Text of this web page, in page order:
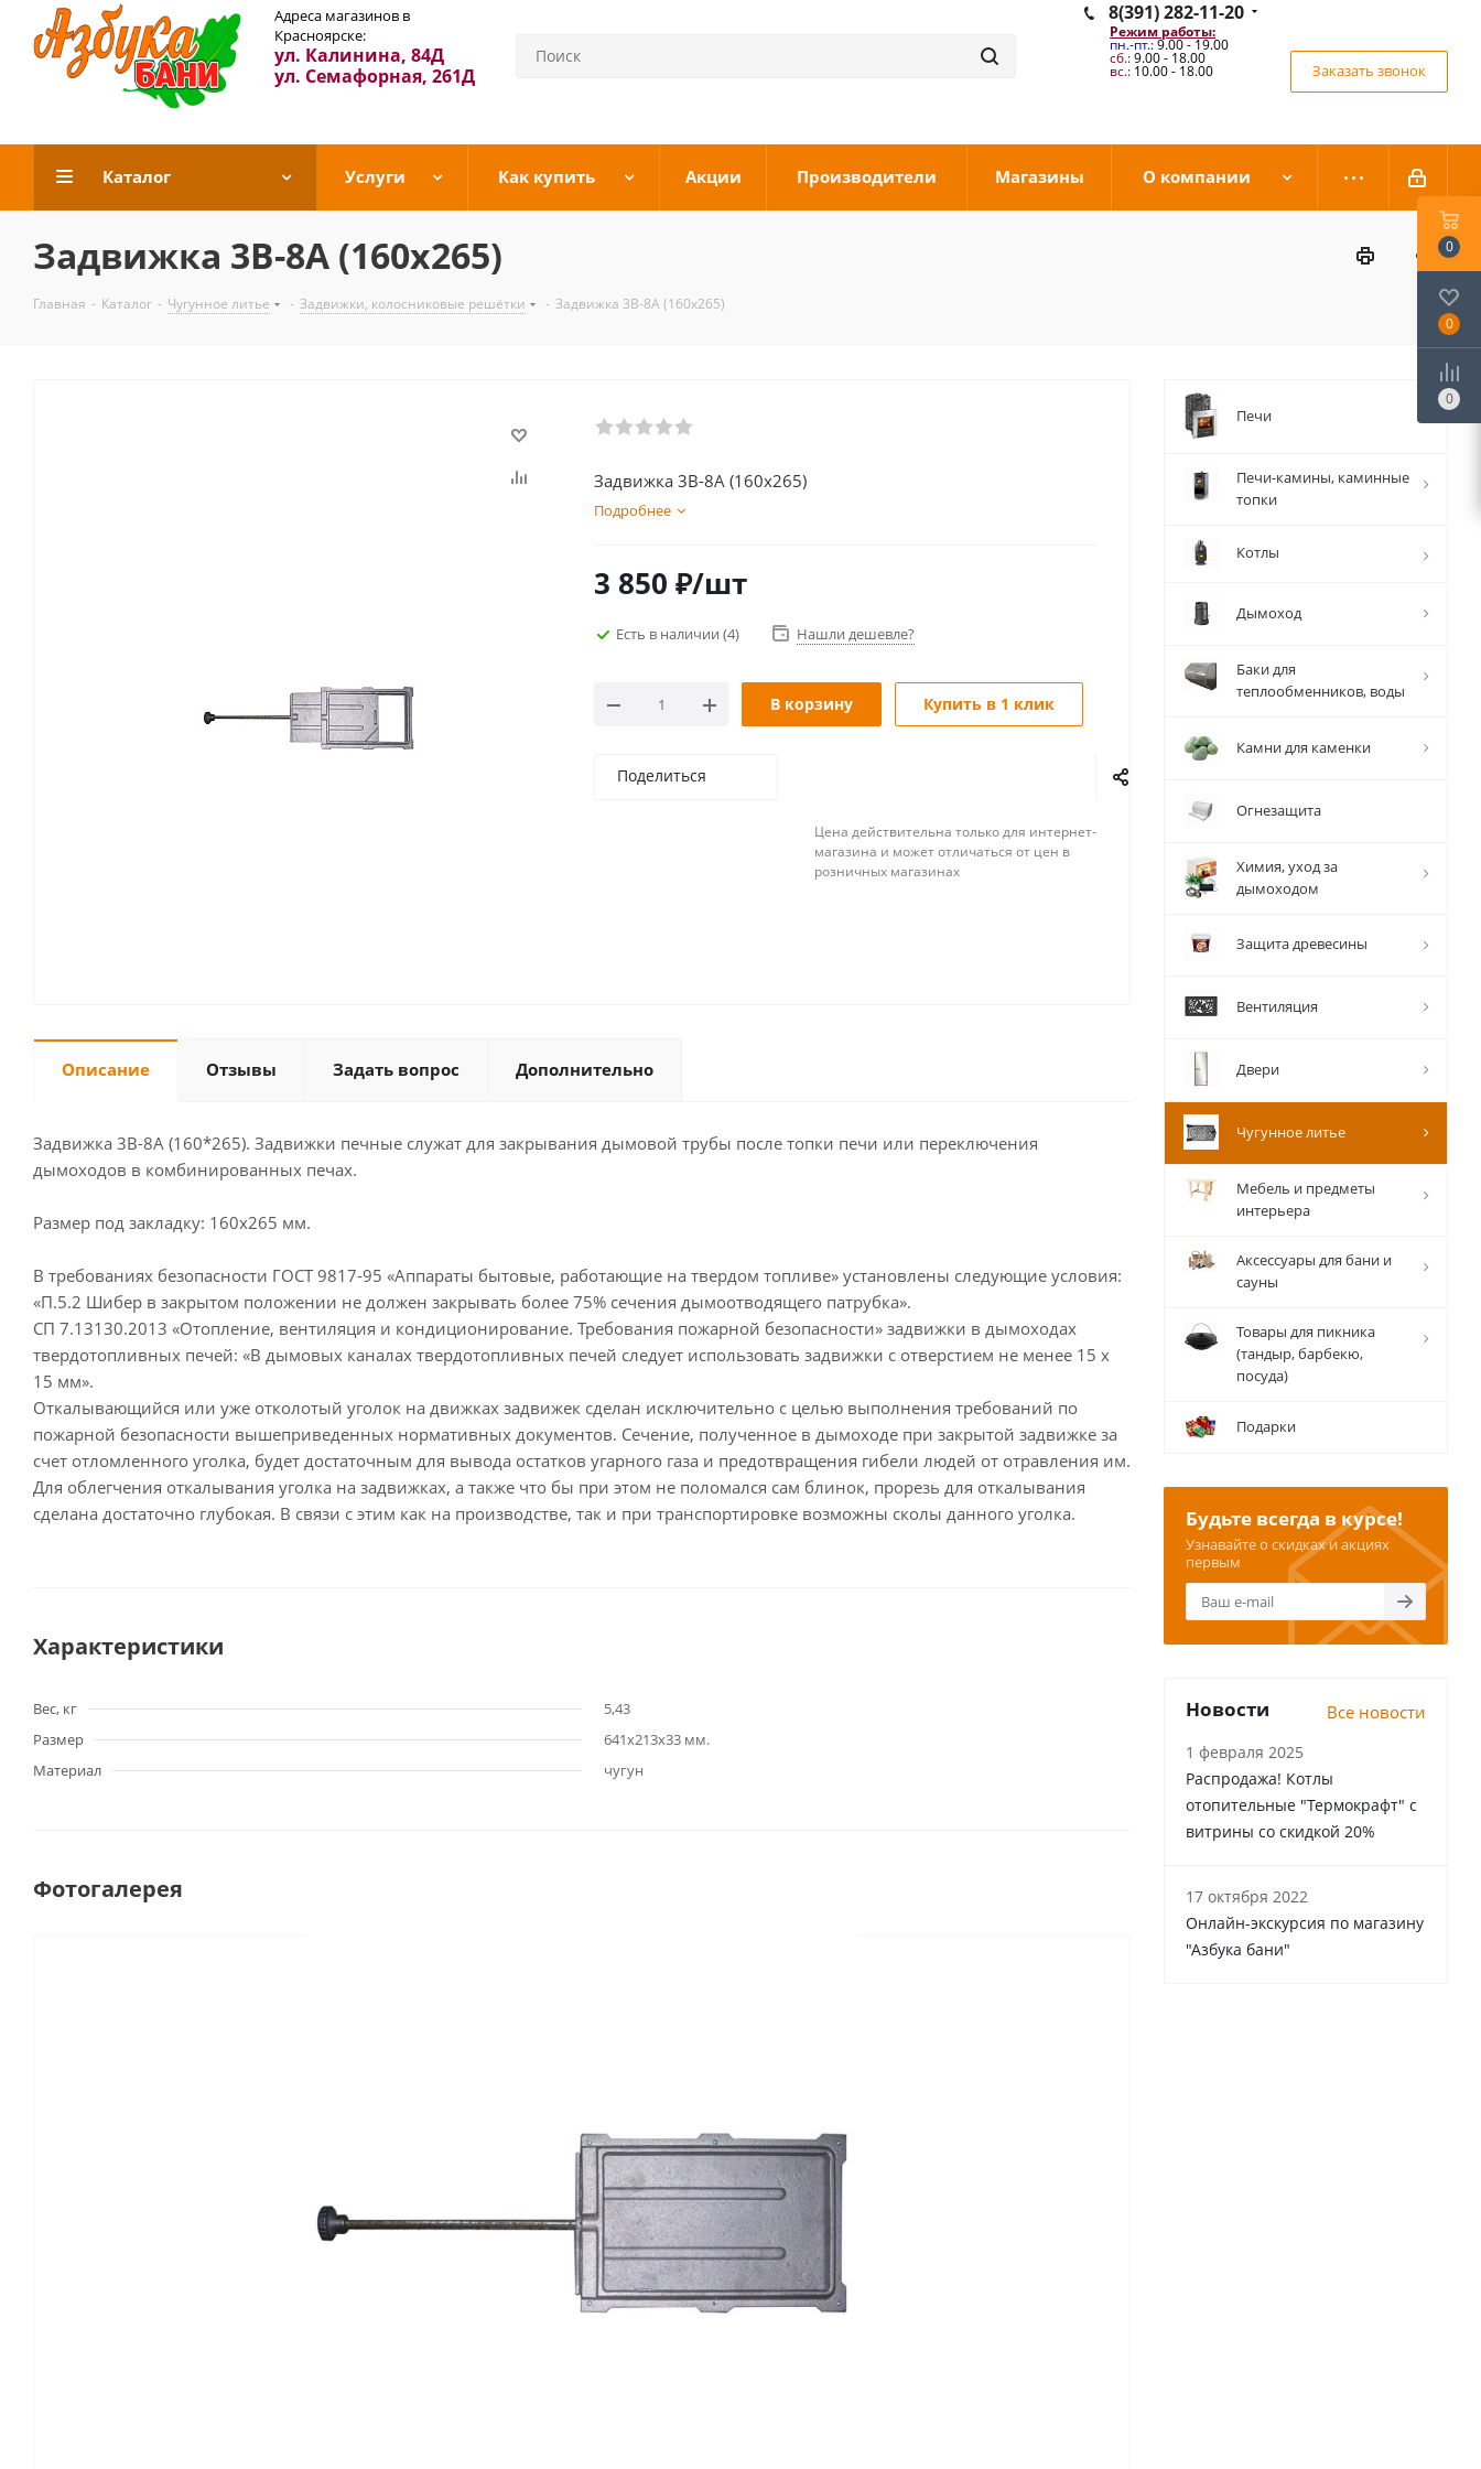
Адреса магазинов в
Красноярске:
ул. Калинина, 84Д
ул. Семафорная, 261Д
8(391) 282-11-20
Режим работы:
пн.-пт.:9.00 - 19.00
сб.:9.00 - 18.00
вс.: 10.00 - 18.00 Заказать звонок
Каталог Услуги Как купить Акции Производители Магазины О компании
Задвижка 3В-8А (160х265)
Главная - Каталог - Чугунное литье - Задвижки, колосниковые решётки - Задвижка 3В-8А (160х265)
Задвижка 3В-8А (160х265)
Подробнее
3 850 ₽/шт
Есть в наличии (4) Нашли дешевле?
В корзину Купить в 1 клик
Поделиться
Цена действительна только для интернет-
магазина и может отличаться от цен в
розничных магазинах
Описание Отзывы Задать вопрос Дополнительно
Задвижка 3В-8А (160*265). Задвижки печные служат для закрывания дымовой трубы после топки печи или переключения
дымоходов в комбинированных печах.
Размер под закладку: 160х265 мм.
В требованиях безопасности ГОСТ 9817-95 «Аппараты бытовые, работающие на твердом топливе» установлены следующие условия:
«П.5.2 Шибер в закрытом положении не должен закрывать более 75% сечения дымоотводящего патрубка».
СП 7.13130.2013 «Отопление, вентиляция и кондиционирование. Требования пожарной безопасности» задвижки в дымоходах
твердотопливных печей: «В дымовых каналах твердотопливных печей следует использовать задвижки с отверстием не менее 15 х
15 мм».
Откалывающийся или уже отколотый уголок на движках задвижек сделан исключительно с целью выполнения требований по
пожарной безопасности вышеприведенных нормативных документов. Сечение, полученное в дымоходе при закрытой задвижке за
счет отломленного уголка, будет достаточным для вывода остатков угарного газа и предотвращения гибели людей от отравления им.
Для облегчения откалывания уголка на задвижках, а также что бы при этом не поломался сам блинок, прорезь для откалывания
сделана достаточно глубокая. В связи с этим как на производстве, так и при транспортировке возможны сколы данного уголка.
Характеристики
Вес, кг
5,43
Размер
641х213х33 мм.
Материал
чугун
Фотогалерея
Печи
Печи-камины, каминные
топки
Котлы
Дымоход
Баки для
теплообменников, воды
Камни для каменки
Огнезащита
Химия, уход за
дымоходом
Защита древесины
Вентиляция
Двери
Чугунное литье
Мебель и предметы
интерьера
Аксессуары для бани и
сауны
Товары для пикника
(тандыр, барбекю,
посуда)
Подарки
Будьте всегда в курсе!
Узнавайте о скидках и акциях
первым
Новости Все новости
1 февраля 2025
Распродажа! Котлы
отопительные "Термокрафт" с
витрины со скидкой 20%
17 октября 2022
Онлайн-экскурсия по магазину
"Азбука бани"
0
0
0